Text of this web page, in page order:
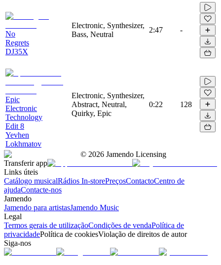
No
Regrets
DJ35X
Electronic, Synthesizer,
Bass, Neutral
2:47 -
Epic
Electronic
Technology
Edit 8
Yevhen
Lokhmatov
Electronic, Synthesizer,
Abstract, Neutral,
Quirky, Epic
0:22 128
© 2026 Jamendo Licensing
Transferir app
Links úteis
Catálogo musicalRádios In-storePreçosContactoCentro de
ajudaContacte-nos
Jamendo
Jamendo para artistasJamendo Music
Legal
Termos gerais de utilizaçãoCondições de vendaPolítica de
privacidadePolítica de cookiesViolação de direitos de autor
Siga-nos